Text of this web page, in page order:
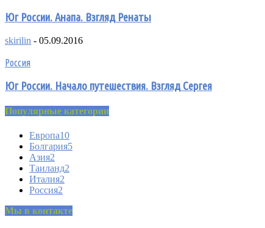
Юг России. Анапа. Взгляд Ренаты
skirilin - 05.09.2016
Россия
Юг России. Начало путешествия. Взгляд Сергея
Популярные категории
Европа10
Болгария5
Азия2
Таиланд2
Италия2
Россия2
Мы в контакте